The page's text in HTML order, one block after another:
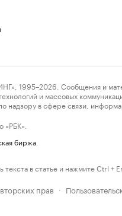
Сообщения и
и массовых
надзору в сфере связи,
«РБК».
биржа
в статье и нажмите Ctrl +
прав ·